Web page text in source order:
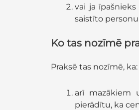
vai ja
saistīto
Ko tas nozīmē
Praksē tas nozīmē, ka:
arī mazākiem
pierādītu, ka